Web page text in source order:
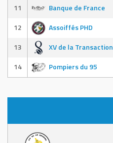
11
Banque de France
12
Assoiffés PHD
13
XV de la Transaction
14
Pompiers du 95